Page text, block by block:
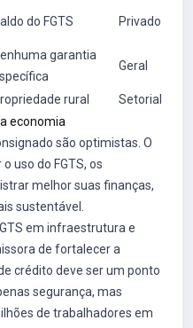
do FGTS Privado
garantia
Geral
rural
Setorial
economia
são optimistas. O
uso do FGTS, os
melhor suas finanças,
sustentável.
em infraestrutura e
de fortalecer a
crédito deve ser um ponto
segurança, mas
de trabalhadores em